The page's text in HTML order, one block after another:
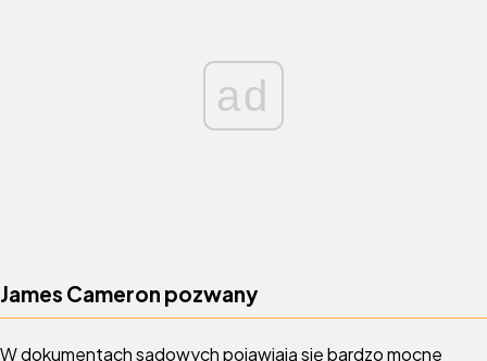
ad
James Cameron pozwany
W dokumentach sądowych pojawiają się bardzo mocne